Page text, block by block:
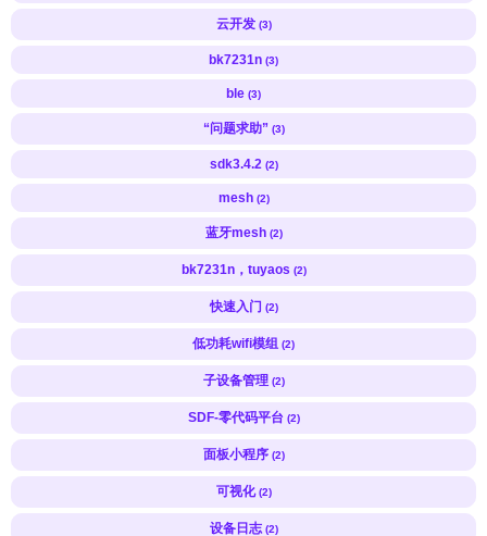
云开发 (3)
bk7231n (3)
ble (3)
“问题求助” (3)
sdk3.4.2 (2)
mesh (2)
蓝牙mesh (2)
bk7231n，tuyaos (2)
快速入门 (2)
低功耗wifi模组 (2)
子设备管理 (2)
SDF-零代码平台 (2)
面板小程序 (2)
可视化 (2)
设备日志 (2)